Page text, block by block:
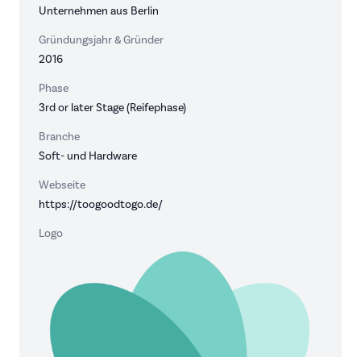
Unternehmen aus Berlin
Gründungsjahr & Gründer
2016
Phase
3rd or later Stage (Reifephase)
Branche
Soft- und Hardware
Webseite
https://toogoodtogo.de/
Logo